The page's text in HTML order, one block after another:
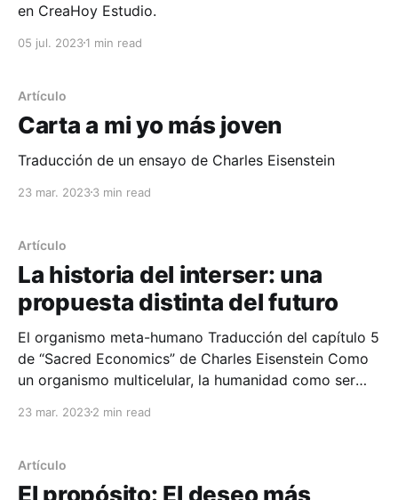
en CreaHoy Estudio.
05 jul. 20231 min read
Artículo
Carta a mi yo más joven
Traducción de un ensayo de Charles Eisenstein
23 mar. 20233 min read
Artículo
La historia del interser: una
propuesta distinta del futuro
El organismo meta-humano Traducción del capítulo 5
de “Sacred Economics” de Charles Eisenstein Como
un organismo multicelular, la humanidad como ser
para coordinarlos. El dinero, junto con la cultura
educación, industria, ciencia, etc., ha sido
23 mar. 20232 min read
Artículo
El propósito: El deseo más